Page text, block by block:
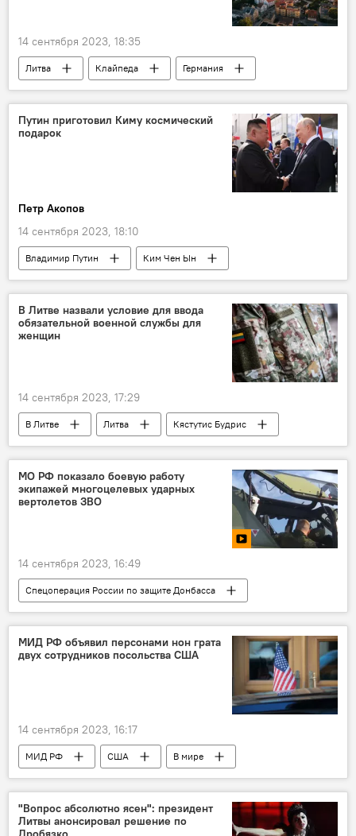
14 сентября 2023, 18:35
Литва Клайпеда
Германия
Россия
Калининградская область
Путин приготовил Киму космический
подарок
Петр Акопов
14 сентября 2023, 18:10
Владимир Путин
Ким Чен Ын
Россия
КНДР
В мире
Политика
В Литве назвали условие для ввода
обязательной военной службы для
женщин
14 сентября 2023, 17:29
В Литве Литва
Кястутис Будрис
военная служба
МО РФ показало боевую работу
экипажей многоцелевых ударных
вертолетов ЗВО
14 сентября 2023, 16:49
Спецоперация России по защите Донбасса
В мире
Украина Россия
МИД РФ объявил персонами нон грата
двух сотрудников посольства США
14 сентября 2023, 16:17
МИД РФ США
В мире
посольство США в России
"Вопрос абсолютно ясен": президент
Литвы анонсировал решение по